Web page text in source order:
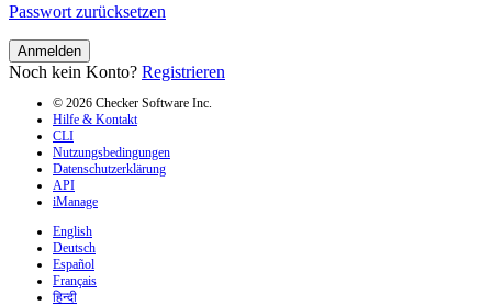
Passwort zurücksetzen
Anmelden
Noch kein Konto? Registrieren
© 2026 Checker Software Inc.
Hilfe & Kontakt
CLI
Nutzungsbedingungen
Datenschutzerklärung
API
iManage
English
Deutsch
Español
Français
हिन्दी